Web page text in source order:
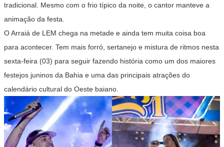
tradicional. Mesmo com o frio típico da noite, o cantor manteve a
animação da festa.
O Arraiá de LEM chega na metade e ainda tem muita coisa boa
para acontecer. Tem mais forró, sertanejo e mistura de ritmos nesta
sexta-feira (03) para seguir fazendo história como um dos maiores
festejos juninos da Bahia e uma das principais atrações do
calendário cultural do Oeste baiano.